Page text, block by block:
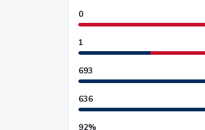
0
1
693
636
92%